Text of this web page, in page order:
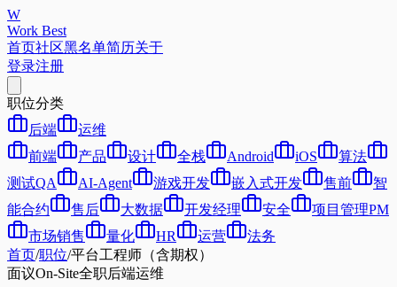
W
Work Best
首页社区黑名单简历关于
登录注册
职位分类
后端
运维
前端
产品 设计 全栈 Android iOS
算法
测试QA
AI-Agent 游戏开发 嵌入式开发 售前
智
能合约
售后 大数据 开发经理 安全
项目管理PM
市场销售
量化 HR 运营
法务
首页/职位/平台工程师（含期权）
面议On-Site全职后端运维